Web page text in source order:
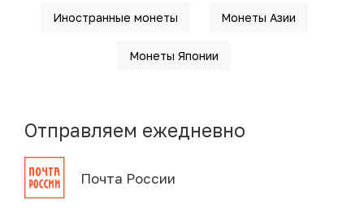
Иностранные монеты Монеты Азии
Монеты Японии
Отправляем ежедневно
Почта России